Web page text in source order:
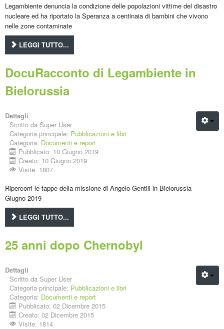
Legambiente denuncia la condizione delle popolazioni vittime del disastro
nucleare ed ha riportato la Speranza a centinaia di bambini che vivono
nelle zone contaminate
LEGGI TUTTO...
DocuRacconto di Legambiente in
Bielorussia
Dettagli
Scritto da Super User
Categoria principale: Pubblicazioni e libri
Categoria: Documenti e report
Pubblicato: 10 Giugno 2019
Creato: 10 Giugno 2019
Visite: 1807
Ripercorri le tappe della missione di Angelo Gentili in Bielorussia
Giugno 2019
LEGGI TUTTO...
25 anni dopo Chernobyl
Dettagli
Scritto da Super User
Categoria principale: Pubblicazioni e libri
Categoria: Documenti e report
Pubblicato: 02 Dicembre 2015
Creato: 02 Dicembre 2015
Visite: 1814